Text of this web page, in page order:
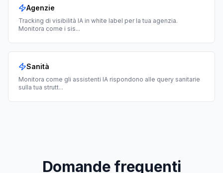
Agenzie
Tracking di visibilità IA in white label per la tua agenzia.
Monitora come i sis...
Sanità
Monitora come gli assistenti IA rispondono alle query sanitarie
sulla tua strutt...
Domande frequenti